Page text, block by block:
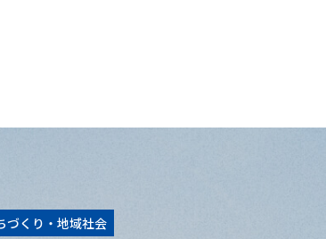
づくり・地域社会